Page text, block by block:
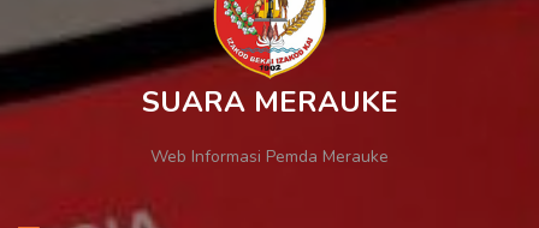
SUARA MERAUKE
Web Informasi Pemda Merauke